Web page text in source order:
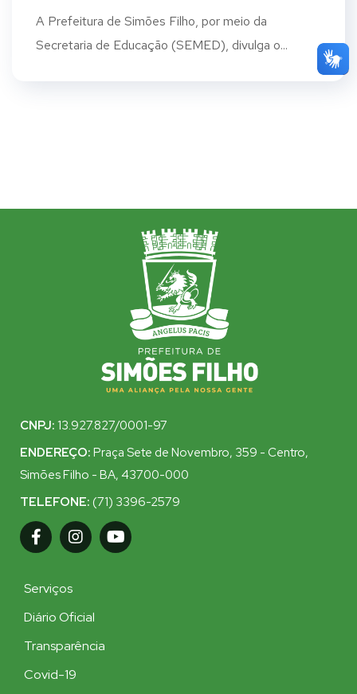
A Prefeitura de Simões Filho, por meio da
Secretaria de Educação (SEMED), divulga o...
CNPJ: 13.927.827/0001-97
ENDEREÇO: Praça Sete de Novembro, 359 - Centro,
Simões Filho - BA, 43700-000
TELEFONE: (71) 3396-2579
Serviços
Diário Oficial
Transparência
Covid-19